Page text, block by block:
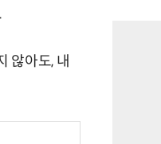
않아도, 내